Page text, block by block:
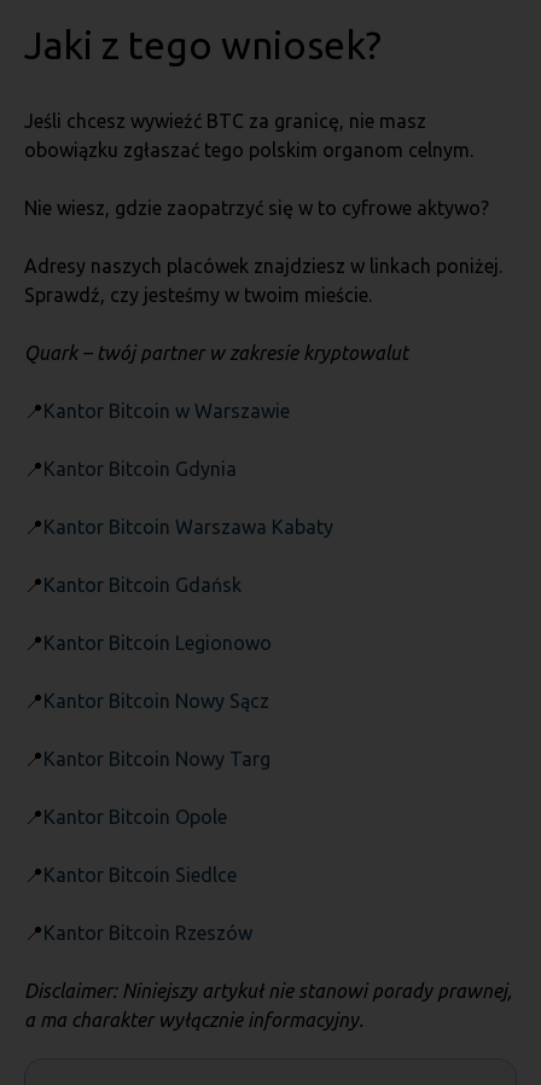
Jaki z tego wniosek?
Jeśli chcesz wywieźć BTC za granicę, nie masz
obowiązku zgłaszać tego polskim organom celnym.
Nie wiesz, gdzie zaopatrzyć się w to cyfrowe aktywo?
Adresy naszych placówek znajdziesz w linkach poniżej.
Sprawdź, czy jesteśmy w twoim mieście.
Quark – twój partner w zakresie kryptowalut
📍Kantor Bitcoin w Warszawie
📍Kantor Bitcoin Gdynia
📍Kantor Bitcoin Warszawa Kabaty
📍Kantor Bitcoin Gdańsk
📍Kantor Bitcoin Legionowo
📍Kantor Bitcoin Nowy Sącz
📍Kantor Bitcoin Nowy Targ
📍Kantor Bitcoin Opole
📍Kantor Bitcoin Siedlce
📍Kantor Bitcoin Rzeszów
Disclaimer: Niniejszy artykuł nie stanowi porady prawnej,
a ma charakter wyłącznie informacyjny.